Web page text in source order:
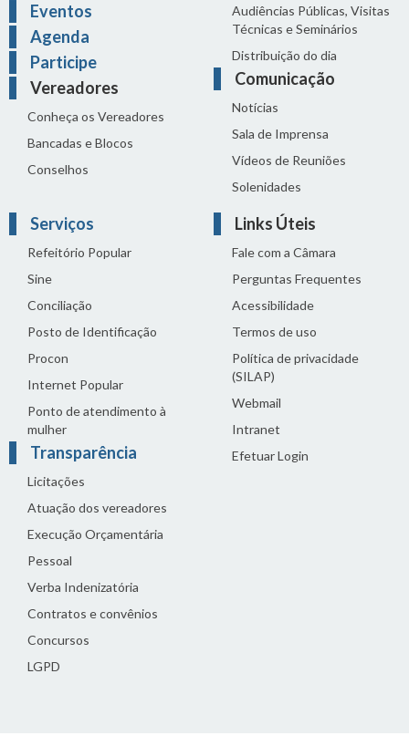
Eventos
Agenda
Participe
Vereadores
Conheça os Vereadores
Bancadas e Blocos
Conselhos
Audiências Públicas, Visitas
Técnicas e Seminários
Distribuição do dia
Comunicação
Notícias
Sala de Imprensa
Vídeos de Reuniões
Solenidades
Serviços
Refeitório Popular
Sine
Conciliação
Posto de Identificação
Procon
Internet Popular
Ponto de atendimento à
mulher
Transparência
Licitações
Atuação dos vereadores
Execução Orçamentária
Pessoal
Verba Indenizatória
Contratos e convênios
Concursos
LGPD
Links Úteis
Fale com a Câmara
Perguntas Frequentes
Acessibilidade
Termos de uso
Política de privacidade
(SILAP)
Webmail
Intranet
Efetuar Login